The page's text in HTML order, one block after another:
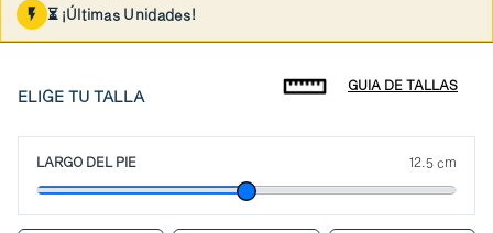
⏳ ¡Últimas Unidades!
ELIGE TU TALLA
GUIA DE TALLAS
LARGO DEL PIE 12.5 cm